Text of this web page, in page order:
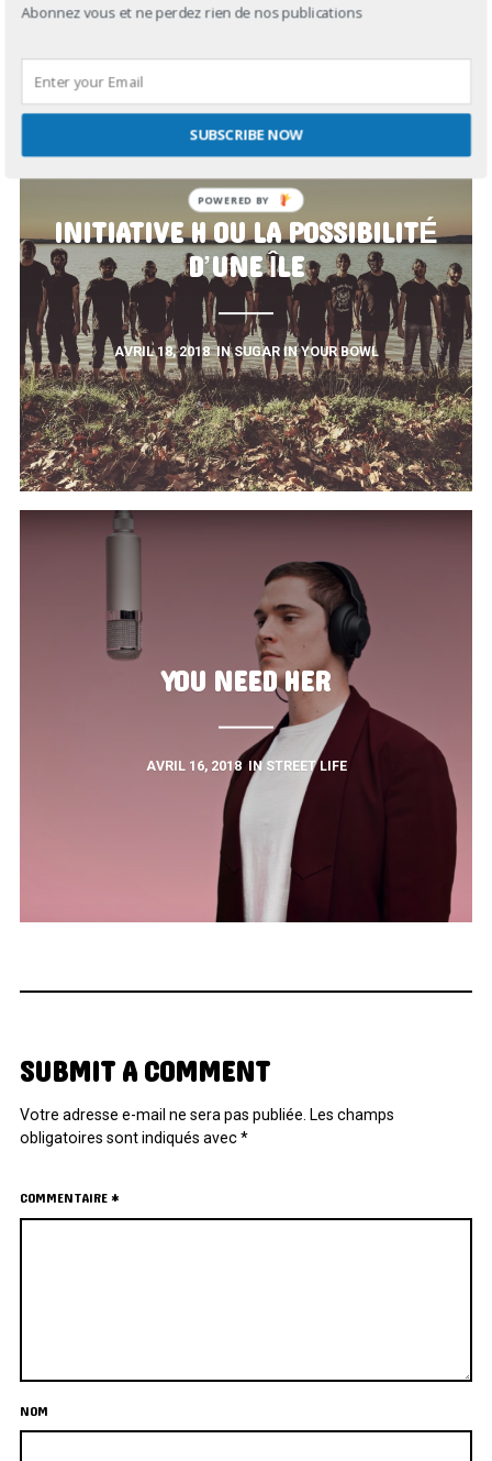
INITIATIVE H OU LA POSSIBILITÉ
D’UNE ÎLE
AVRIL 18, 2018 INSUGAR IN YOUR BOWL
YOU NEED HER
AVRIL 16, 2018 IN STREET LIFE
SUBMIT A COMMENT
Votre adresse e-mail ne sera pas publiée. Les champs
obligatoires sont indiqués avec*
COMMENTAIRE*
NOM
Abonnez vous et ne perdez rien de nos publications
SUBSCRIBE NOW
POWERED
BY